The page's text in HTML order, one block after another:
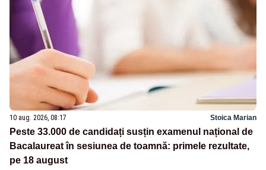
10 aug. 2026, 08:17 Stoica Marian
Peste 33.000 de candidați susțin examenul național de
Bacalaureat în sesiunea de toamnă: primele rezultate,
pe 18 august